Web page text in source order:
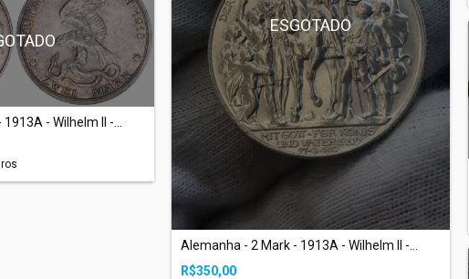
- Wilhelm II -...
ESGOTADO
Alemanha - 2 Mark - 1913A - Wilhelm II -...
R$350,00